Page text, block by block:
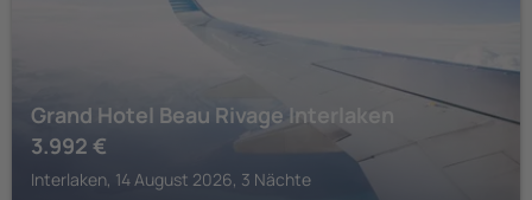
Grand Hotel Beau Rivage Interlaken
3.992 €
Interlaken, 14 August 2026, 3 Nächte